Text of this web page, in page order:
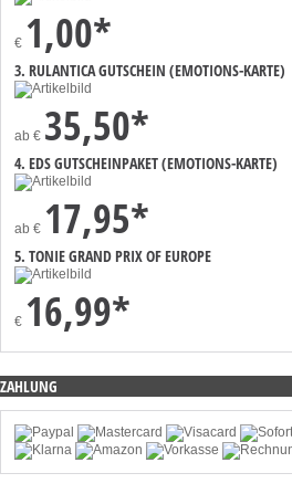
€ 1,00*
3. RULANTICA GUTSCHEIN (EMOTIONS-KARTE)
ab € 35,50*
4. EDS GUTSCHEINPAKET (EMOTIONS-KARTE)
ab € 17,95*
5. TONIE GRAND PRIX OF EUROPE
€ 16,99*
ZAHLUNG